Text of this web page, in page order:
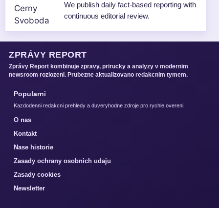
We publish daily fact-based reporting with
continuous editorial review.
ZPRÁVY REPORT
Zprávy Report kombinuje zpravy, prirucky a analyzy v modernim
newsroom rozlozeni. Prubezne aktualizovano redakcnim tymem.
Popularni
Kazdodenni redakcni prehledy a duveryhodne zdroje pro rychle overeni.
O nas
Kontakt
Nase historie
Zasady ochrany osobnich udaju
Zasady cookies
Newsletter